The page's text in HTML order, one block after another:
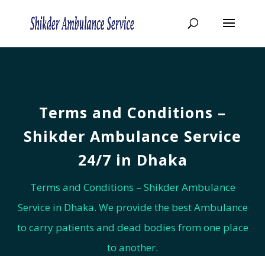
Terms and Conditions –
Shikder Ambulance Service
24/7 in Dhaka
Terms and Conditions – Shikder Ambulance
Service in Dhaka. We provide the best Ambulance
to carry patients and dead bodies from one place
to another.